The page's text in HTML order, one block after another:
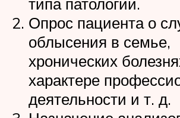
Опрос пациента о
облысения в семье,
хронических
характере
деятельности и т. д.